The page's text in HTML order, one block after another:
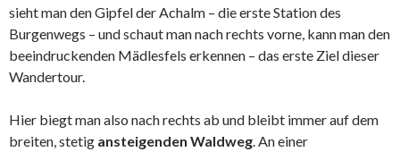
sieht man den Gipfel der Achalm – die erste Station des
Burgenwegs – und schaut man nach rechts vorne, kann man den
beeindruckenden Mädlesfels erkennen – das erste Ziel dieser
Wandertour.
Hier biegt man also nach rechts ab und bleibt immer auf dem
breiten, stetig ansteigenden Waldweg. An einer